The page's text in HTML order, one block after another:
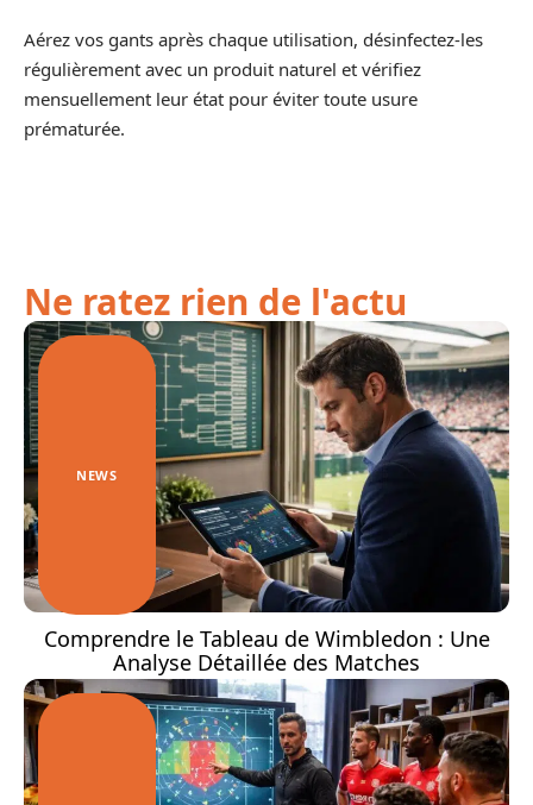
Aérez vos gants après chaque utilisation, désinfectez-les
régulièrement avec un produit naturel et vérifiez
mensuellement leur état pour éviter toute usure
prématurée.
Ne ratez rien de l'actu
NEWS
Comprendre le Tableau de Wimbledon : Une
Analyse Détaillée des Matches